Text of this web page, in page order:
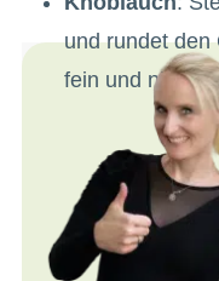
und rundet den
fein und nicht